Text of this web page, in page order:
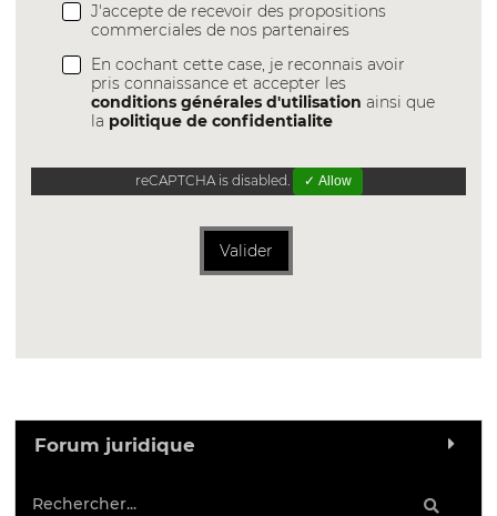
J'accepte de recevoir des propositions
commerciales de nos partenaires
En cochant cette case, je reconnais avoir
pris connaissance et accepter les
conditions générales d'utilisation ainsi que
la politique de confidentialite
reCAPTCHA is disabled. ✓ Allow
Valider
Forum juridique